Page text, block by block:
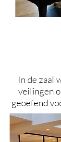
In de zaal
veilingen
geoefend